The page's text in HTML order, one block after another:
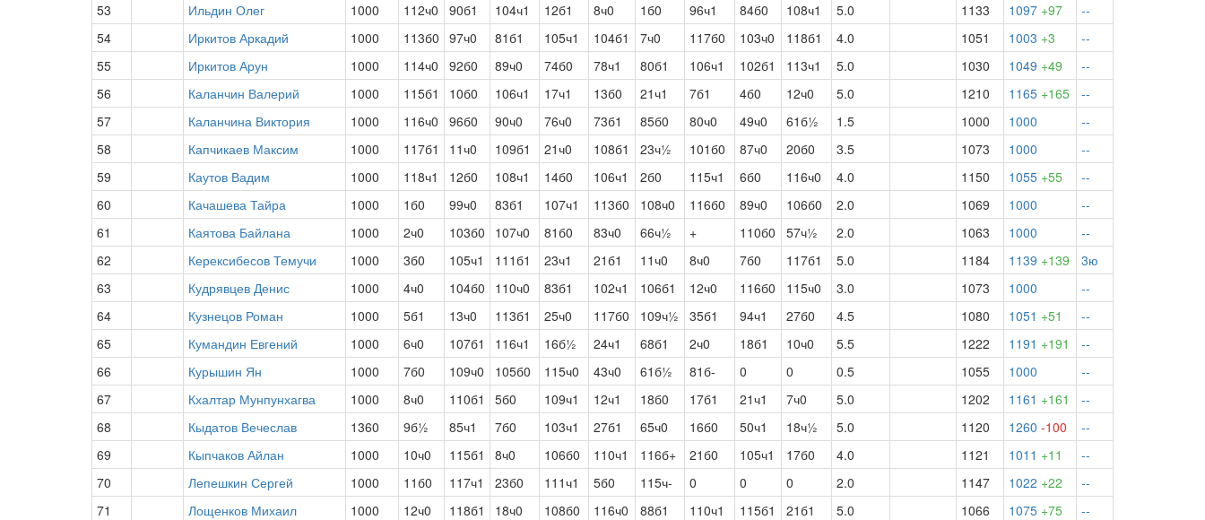
53
Ильдин Олег 1000 112ч0 90б1 104ч1 12б1 8ч0 1б0 96ч1 84б0 108ч1 5.0 1133 1097 +97
--
54
Иркитов Аркадий 1000 113б0 97ч0 81б1 105ч1 104б1 7ч0 117б0 103ч0 118б1 4.0 1051 1003 +3
--
55
Иркитов Арун 1000 114ч0 92б0 89ч0 74б0 78ч1 80б1 106ч1 102б1 113ч1 5.0 1030 1049 +49
--
56
Каланчин Валерий 1000 115б1 10б0 106ч1 17ч1 13б0 21ч1 7б1 4б0 12ч0 5.0 1210 1165 +165
--
57
Каланчина Виктория 1000 116ч0 96б0 90ч0 76ч0 73б1 85б0 80ч0 49ч0 61б½ 1.5 1000 1000
--
58
Капчикаев Максим 1000 117б1 11ч0 109б1 21ч0 108б1 23ч½ 101б0 87ч0 20б0 3.5 1073 1000
--
59
Каутов Вадим 1000 118ч1 12б0 108ч1 14б0 106ч1 2б0 115ч1 6б0 116ч0 4.0 1150 1055 +55
--
60
Качашева Тайра 1000 1б0 99ч0 83б1 107ч1 113б0 108ч0 116б0 89ч0 106б0 2.0 1069 1000
--
61
Каятова Байлана 1000 2ч0 103б0 107ч0 81б0 83ч0 66ч½ + 110б0 57ч½ 2.0 1063 1000
--
62
Керексибесов Темучи 1000 3б0 105ч1 111б1 23ч1 21б1 11ч0 8ч0 7б0 117б1 5.0 1184 1139 +139
3ю
63
Кудрявцев Денис 1000 4ч0 104б0 110ч0 83б1 102ч1 106б1 12ч0 116б0 115ч0 3.0 1073 1000
--
64
Кузнецов Роман 1000 5б1 13ч0 113б1 25ч0 117б0 109ч½ 35б1 94ч1 27б0 4.5 1080 1051 +51
--
65
Кумандин Евгений 1000 6ч0 107б1 116ч1 16б½ 24ч1 68б1 2ч0 18б1 10ч0 5.5 1222 1191 +191
--
66
Курышин Ян 1000 7б0 109ч0 105б0 115ч0 43ч0 61б½ 81б- 0 0 0.5 1055 1000
--
67
Кхалтар Мунпунхагва 1000 8ч0 110б1 5б0 109ч1 12ч1 18б0 17б1 21ч1 7ч0 5.0 1202 1161 +161
--
68
Кыдатов Вечеслав 1360 9б½ 85ч1 7б0 103ч1 27б1 65ч0 16б0 50ч1 18ч½ 5.0 1120 1260 -100
--
69
Кыпчаков Айлан 1000 10ч0 115б1 8ч0 106б0 110ч1 116б+ 21б0 105ч1 17б0 4.0 1121 1011 +11
--
70
Лепешкин Сергей 1000 11б0 117ч1 23б0 111ч1 5б0 115ч- 0 0 0 2.0 1147 1022 +22
--
71
Лощенков Михаил 1000 12ч0 118б1 18ч0 108б0 116ч0 88б1 110ч1 115б1 21б1 5.0 1066 1075 +75
--